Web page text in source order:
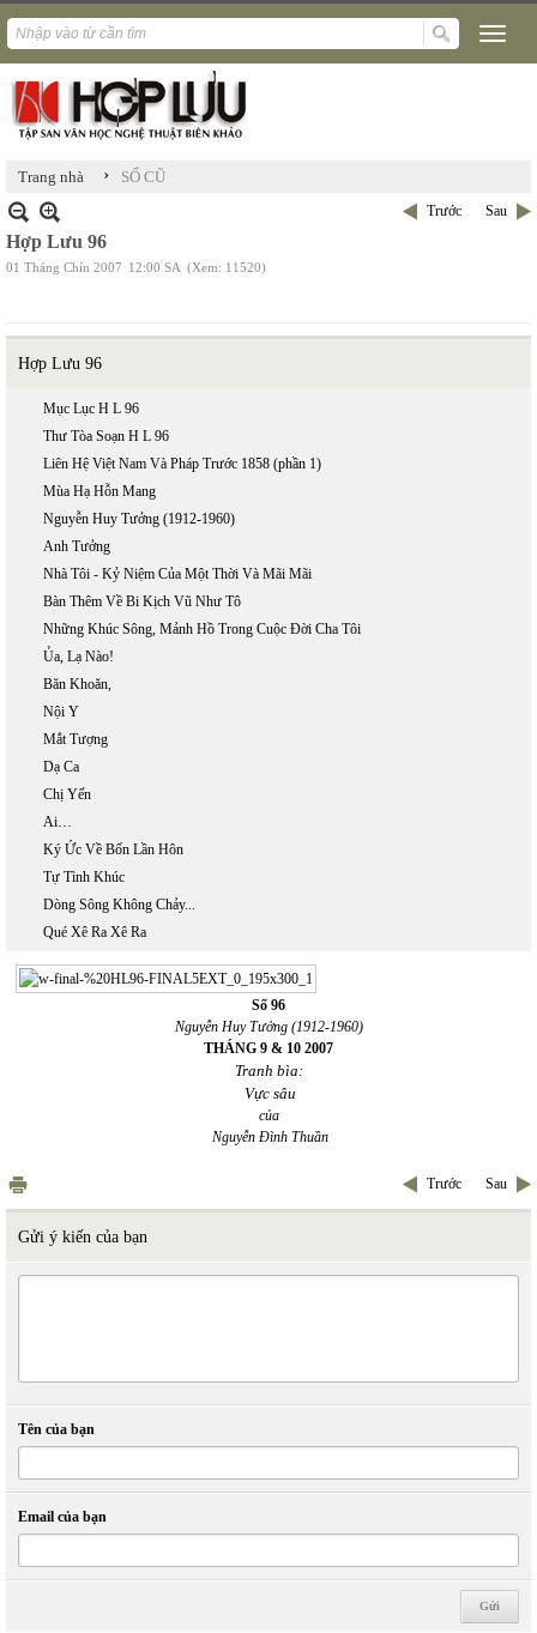
Trang nhà › SỐ CŨ
Trước Sau
Hợp Lưu 96
01 Tháng Chín 2007 12:00 SA (Xem: 11520)
Hợp Lưu 96
Mục Lục H L 96
Thư Tòa Soạn H L 96
Liên Hệ Việt Nam Và Pháp Trước 1858 (phần 1)
Mùa Hạ Hỗn Mang
Nguyễn Huy Tưởng (1912-1960)
Anh Tưởng
Nhà Tôi - Kỷ Niệm Của Một Thời Và Mãi Mãi
Bàn Thêm Về Bi Kịch Vũ Như Tô
Những Khúc Sông, Mảnh Hồ Trong Cuộc Đời Cha Tôi
Ủa, Lạ Nào!
Băn Khoăn,
Nội Y
Mắt Tượng
Dạ Ca
Chị Yến
Ai…
Ký Ức Về Bốn Lần Hôn
Tự Tình Khúc
Dòng Sông Không Chảy...
Qué Xê Ra Xê Ra
Số 96
Nguyễn Huy Tưởng (1912-1960)
THÁNG 9 & 10 2007
Tranh bìa:
Vực sâu
của
Nguyễn Đình Thuần
Trước Sau
Gửi ý kiến của bạn
Tên của bạn
Email của bạn